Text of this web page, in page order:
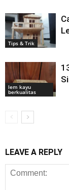
Tips & Trik
lem kayu
berkualitas
LEAVE A REPLY